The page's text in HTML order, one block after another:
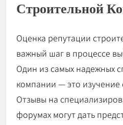
Строительной
Оценка репутации
важный шаг в процессе
Один из самых надежных
компании — это изучение
Отзывы на
форумах могут дать